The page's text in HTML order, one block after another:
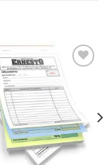
Add to
wishlist